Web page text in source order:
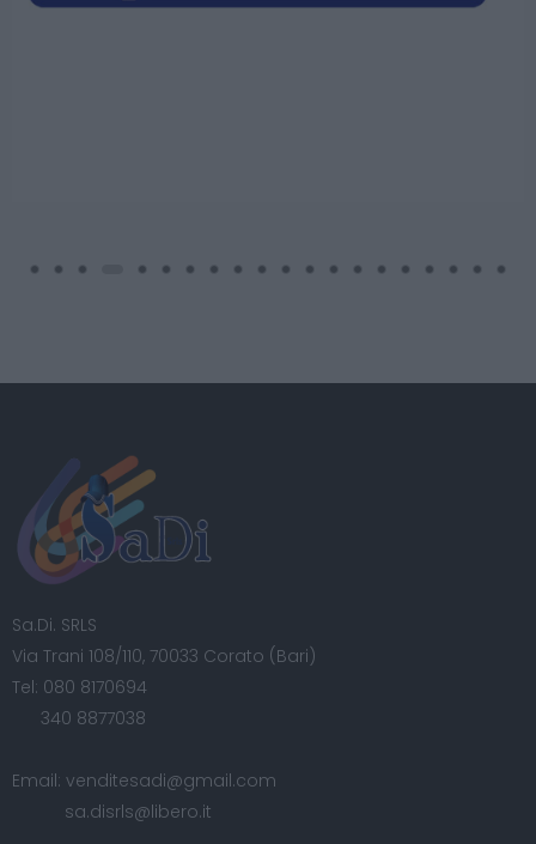
Sa.Di. SRLS
Via Trani 108/110, 70033 Corato (Bari)
Tel: 080 8170694
340 8877038
Email: venditesadi@gmail.com
sa.disrls@libero.it